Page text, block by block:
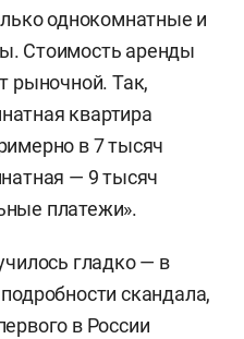
однокомнатные и
Стоимость аренды
рыночной. Так,
квартира
в 7 тысяч
— 9 тысяч
платежи».
гладко — в
скандала,
в России